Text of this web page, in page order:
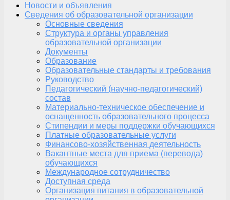
Новости и объявления
Сведения об образовательной организации
Основные сведения
Структура и органы управления
образовательной организации
Документы
Образование
Образовательные стандарты и требования
Руководство
Педагогический (научно-педагогический)
состав
Материально-техническое обеспечение и
оснащенность образовательного процесса
Стипендии и меры поддержки обучающихся
Платные образовательные услуги
Финансово-хозяйственная деятельность
Вакантные места для приема (перевода)
обучающихся
Международное сотрудничество
Доступная среда
Организация питания в образовательной